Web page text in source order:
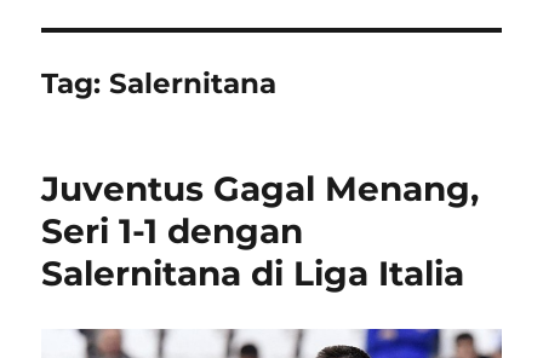
Tag:Salernitana
Juventus Gagal Menang,
Seri 1-1 dengan
Salernitana di Liga Italia